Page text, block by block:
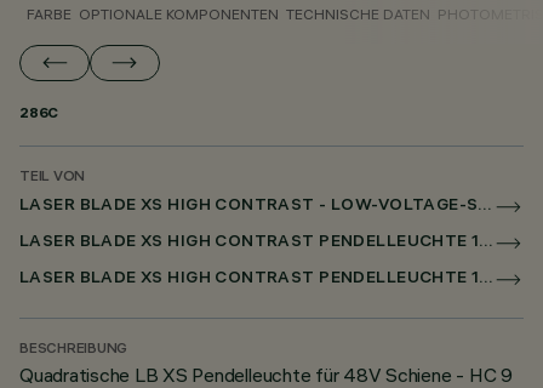
FARBE OPTIONALE KOMPONENTEN TECHNISCHE DATEN
286C
TEIL VON
LASER BLADE XS HIGH CONTRAST - LOW-VOLTAGE-SCHIENE PENDELLEUCHTE
LASER BLADE XS HIGH CONTRAST PENDELLEUCHTE 1X/4X/9X AUF NIEDERSPANNUNGSSCHIENE DALI POWERLINE
LASER BLADE XS HIGH CONTRAST PENDELLEUCHTE 1X / 4X / 9X FÜR SUPERRAIL DALI POWERLINE
BESCHREIBUNG
Quadratische LB XS Pendelleuchte für 48V Schiene - HC 9